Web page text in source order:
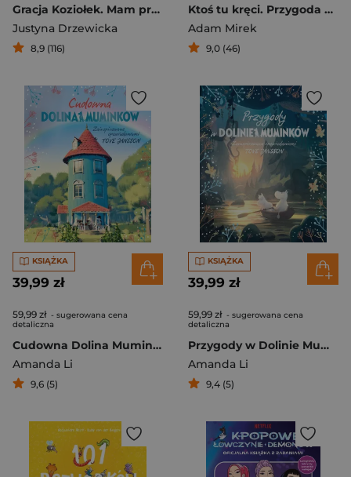
Gracja Koziołek. Mam przechlapane
Justyna Drzewicka
8,9 (116)
Ktoś tu kręci. Przygoda naukowo-detektywistyczna
Adam Mirek
9,0 (46)
KSIĄŻKA
39,99 zł
59,99 zł - sugerowana cena
detaliczna
Cudowna Dolina Muminków [nowe wydanie]
Amanda Li
9,6 (5)
KSIĄŻKA
39,99 zł
59,99 zł - sugerowana cena
detaliczna
Przygody w Dolinie Muminków [nowe wydanie]
Amanda Li
9,4 (5)